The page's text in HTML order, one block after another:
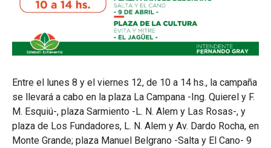
Entre el lunes 8 y el viernes 12, de 10 a 14 hs., la campaña
se llevará a cabo en la plaza La Campana -Ing. Quierel y F.
M. Esquiú-, plaza Sarmiento -L. N. Alem y Las Rosas-, y
plaza de Los Fundadores, L. N. Alem y Av. Dardo Rocha, en
Monte Grande; plaza Manuel Belgrano -Salta y El Cano- 9